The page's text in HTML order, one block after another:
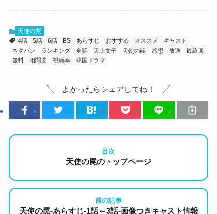
天使の罠
4話
5話 6話 BS あらすじ おすすめ オススメ
キャスト
ネタバレ
ランキング 全話 天上女子 天使の罠 感想 放送
最終回
無料
相関図 視聴率 韓国ドラマ
よかったらシェアしてね！
目次
天使の罠のトップページ
前の記事
天使の罠-あらすじ-1話～3話-画像つきキャスト情報